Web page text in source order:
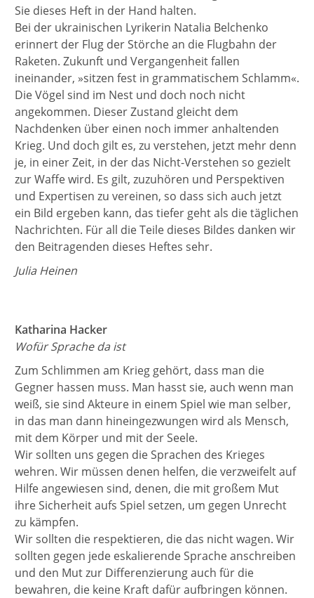
Sie dieses Heft in der Hand halten.
Bei der ukrainischen Lyrikerin Natalia Belchenko
erinnert der Flug der Störche an die Flugbahn der
Raketen. Zukunft und Vergangenheit fallen
ineinander, »sitzen fest in grammatischem Schlamm«.
Die Vögel sind im Nest und doch noch nicht
angekommen. Dieser Zustand gleicht dem
Nachdenken über einen noch immer anhaltenden
Krieg. Und doch gilt es, zu verstehen, jetzt mehr denn
je, in einer Zeit, in der das Nicht-Verstehen so gezielt
zur Waffe wird. Es gilt, zuzuhören und Perspektiven
und Expertisen zu vereinen, so dass sich auch jetzt
ein Bild ergeben kann, das tiefer geht als die täglichen
Nachrichten. Für all die Teile dieses Bildes danken wir
den Beitragenden dieses Heftes sehr.
Julia Heinen
Katharina Hacker
Wofür Sprache da ist
Zum Schlimmen am Krieg gehört, dass man die
Gegner hassen muss. Man hasst sie, auch wenn man
weiß, sie sind Akteure in einem Spiel wie man selber,
in das man dann hineingezwungen wird als Mensch,
mit dem Körper und mit der Seele.
Wir sollten uns gegen die Sprachen des Krieges
wehren. Wir müssen denen helfen, die verzweifelt auf
Hilfe angewiesen sind, denen, die mit großem Mut
ihre Sicherheit aufs Spiel setzen, um gegen Unrecht
zu kämpfen.
Wir sollten die respektieren, die das nicht wagen. Wir
sollten gegen jede eskalierende Sprache anschreiben
und den Mut zur Differenzierung auch für die
bewahren, die keine Kraft dafür aufbringen können.